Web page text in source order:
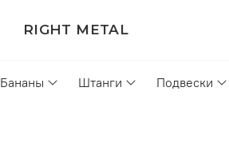
RIGHT METAL
Бананы Штанги Подвески